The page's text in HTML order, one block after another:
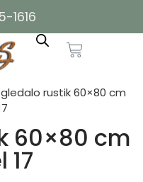
1616
rustik 60×80 cm
60×80 cm
17